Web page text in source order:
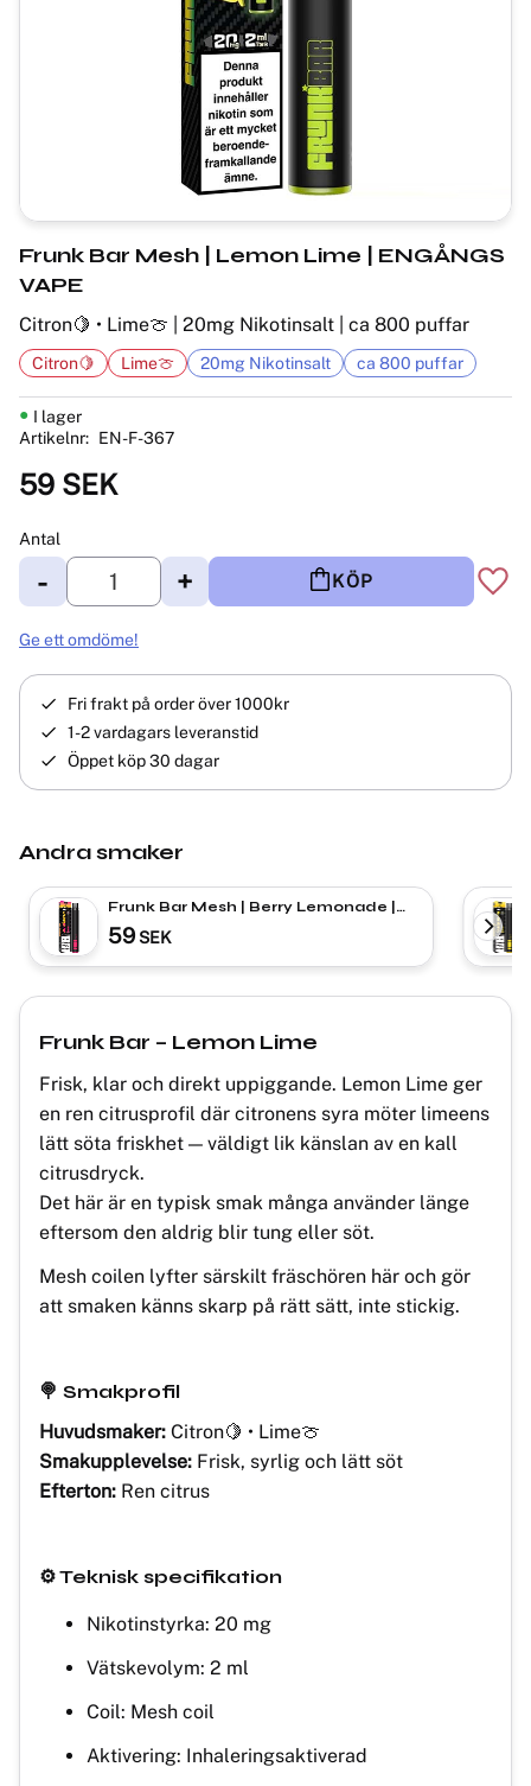
Frunk Bar Mesh | Lemon Lime | ENGÅNGS
VAPE
Citron🍋 • Lime🍈 | 20mg Nikotinsalt | ca 800 puffar
59 SEK
Antal
+
- KÖP
I lager
Artikelnr
EN-F-367
Citron🍋 Lime🍈 20mg Nikotinsalt ca 800 puffar
Ge ett omdöme!
Fri frakt på order över 1000kr
1-2 vardagars leveranstid
Öppet köp 30 dagar
Andra smaker
Frunk Bar Mesh | Berry Lemonade |
ENGÅNGS VAPE
59 SEK
Frunk Bar – Lemon Lime
Frisk, klar och direkt uppiggande. Lemon Lime ger
en ren citrusprofil där citronens syra möter limeens
lätt söta friskhet — väldigt lik känslan av en kall
citrusdryck.
Det här är en typisk smak många använder länge
eftersom den aldrig blir tung eller söt.
Mesh coilen lyfter särskilt fräschören här och gör
att smaken känns skarp på rätt sätt, inte stickig.
🍭 Smakprofil
Huvudsmaker: Citron🍋 • Lime🍈
Smakupplevelse: Frisk, syrlig och lätt söt
Efterton: Ren citrus
⚙️ Teknisk specifikation
Nikotinstyrka: 20 mg
Vätskevolym: 2 ml
Coil: Mesh coil
Aktivering: Inhaleringsaktiverad